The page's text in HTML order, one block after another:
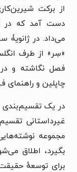
از برکت
دست آمد که در
فصل نگاشته و
چاپلین و
در یک تقسیم‌بندی
مجموعه
بگیرد، اطلاق
برای توسعهٔ